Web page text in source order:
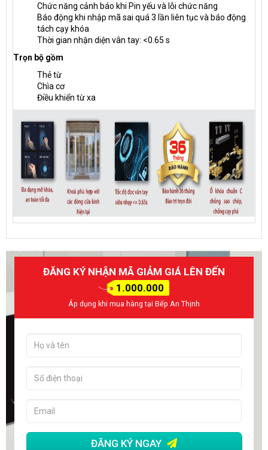
Chức năng cảnh báo khi Pin yếu và lỗi chức năng
Báo động khi nhập mã sai quá 3 lần liên tục và báo động
tách cạy khóa
Thời gian nhận diện vân tay: <0.65 s
Trọn bộ gồm
Thẻ từ
Chìa cơ
Điều khiển từ xa
ĐĂNG KÝ NHẬN MÃ GIẢM GIÁ LÊN ĐẾN
1.000.000
Áp dụng khi mua hàng tại Bếp An Thịnh
ĐĂNG KÝ NGAY